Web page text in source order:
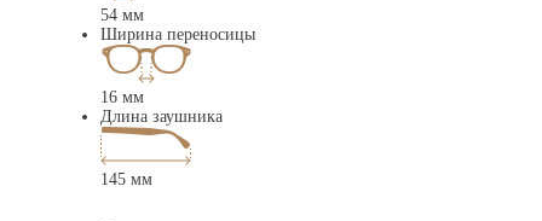
54 мм
Ширина переносицы
16 мм
Длина заушника
145 мм